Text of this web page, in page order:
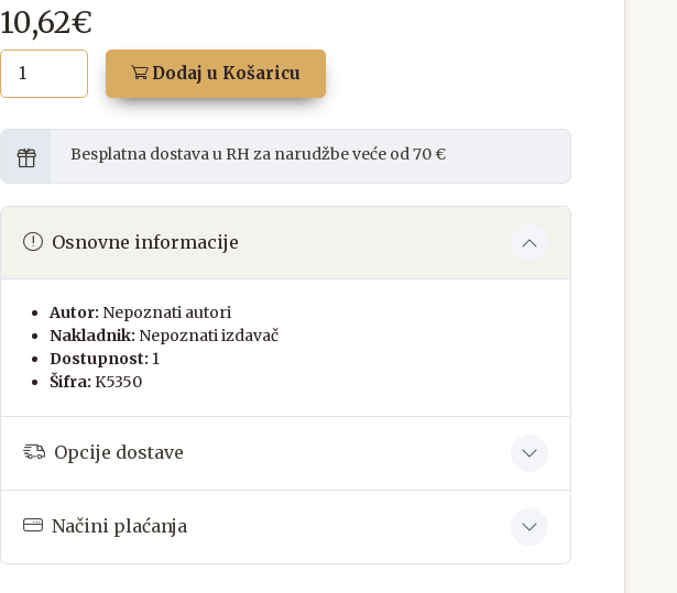
10,62€
Dodaj u Košaricu
Besplatna dostava u RH za narudžbe veće od 70 €
Osnovne informacije
Autor: Nepoznati autori
Nakladnik: Nepoznati izdavač
Dostupnost: 1
Šifra: K5350
Opcije dostave
Načini plaćanja